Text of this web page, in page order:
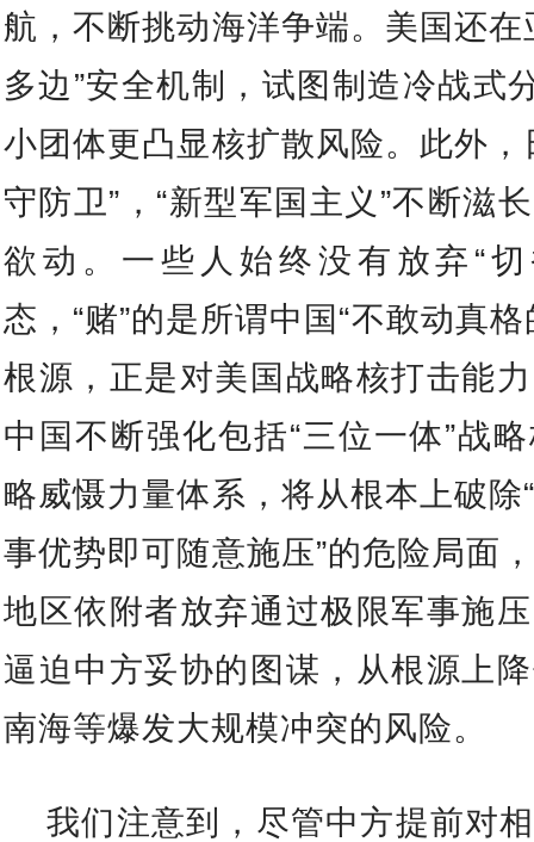
航，不断挑动海洋争端。美国还在
多边”安全机制，试图制造冷战式
小团体更凸显核扩散风险。此外，
守防卫”，“新型军国主义”不断滋
欲动。一些人始终没有放弃“
态，“赌”的是所谓中国“不敢动真
根源，正是对美国战略核打击能
中国不断强化包括“三位一体”战
略威慑力量体系，将从根本上破除
事优势即可随意施压”的危险局面
地区依附者放弃通过极限军事施
逼迫中方妥协的图谋，从根源上
南海等爆发大规模冲突的风险。
我们注意到，尽管中方提前对